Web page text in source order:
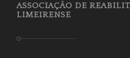
ASSOCIAÇÃO DE
LIMEIRENSE